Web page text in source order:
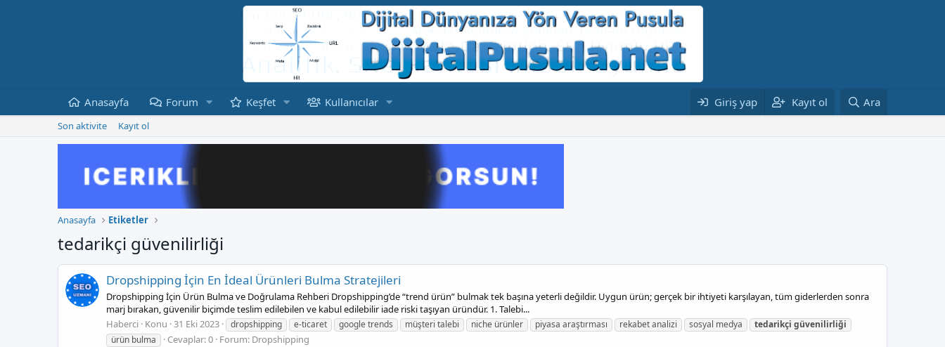
Anasayfa Forum Keşfet Kullanıcılar Giriş yap Kayıt ol Ara
Son aktivite Kayıt ol
Anasayfa Etiketler
tedarikçi güvenilirliği
Dropshipping İçin En İdeal Ürünleri Bulma Stratejileri
Dropshipping İçin Ürün Bulma ve Doğrulama Rehberi Dropshipping’de “trend ürün” bulmak tek başına yeterli değildir. Uygun ürün; gerçek bir ihtiyeti karşılayan, tüm giderlerden sonra
marj bırakan, güvenilir biçimde teslim edilebilen ve kabul edilebilir iade riski taşıyan üründür. 1. Talebi...
Haberci Konu 31 Eki 2023 dropshipping e-ticaret google trends müşteri talebi niche ürünler piyasa araştırması rekabet analizi sosyal medya tedarikçi güvenilirliği
ürün bulma
Cevaplar: 0 Forum: Dropshipping